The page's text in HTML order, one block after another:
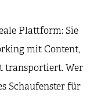
Plattform: Sie
mit Content,
transportiert. Wer
Schaufenster für